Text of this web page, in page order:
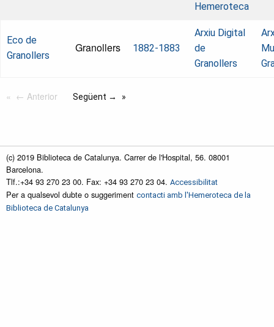
Hemeroteca
Eco de
Granollers
Granollers 1882-1883
Arxiu Digital
de
Granollers
← Anterior Següent →
(c) 2019 Biblioteca de Catalunya. Carrer de l'Hospital, 56. 08001
Barcelona.
Tlf.:+34 93 270 23 00. Fax: +34 93 270 23 04. Accessibilitat
Per a qualsevol dubte o suggeriment contacti amb l'Hemeroteca de la
Biblioteca de Catalunya